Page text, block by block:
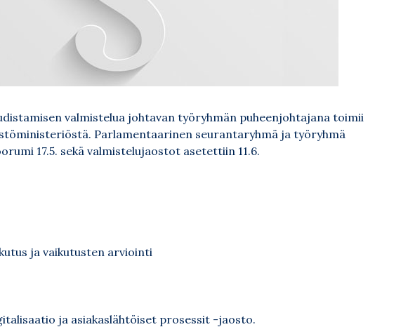
valmistelua johtavan työryhmän puheenjohtajana toimii
Parlamentaarinen seurantaryhmä ja työryhmä
17.5. sekä valmistelujaostot asetettiin 11.6.
ja vaikutusten arviointi
ja asiakaslähtöiset prosessit -jaosto.